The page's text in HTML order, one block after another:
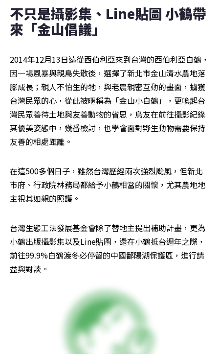
不只是攝影集、Line貼圖 小鶴帶
來「金山倡議」
2014年12月13日遠從西伯利亞來到台灣的西伯利亞白鶴，
因一場風暴與親鳥失散後，選擇了新北市金山清水農地落
腳成長；親人不怕生的牠，與老農親密互動的畫面，擄獲
台灣民眾的心，從此被暱稱為「金山小白鶴」，更喚起台
灣民眾善待土地與友善動物的省思，鳥友在前往攝影紀錄
其優美姿態中，幾番檢討，也學會面對野生動物需要保持
友善的相處距離。
在這500多個日子，雖然台灣歷經兩次強烈颱風，但新北
市府、行政院林務局都給予小鶴相當的關懷，尤其農地地
主視其如親的照護。
台灣生態工法發展基金會除了替地主提出補助計畫，更為
小鶴出版攝影集以及Line貼圖，還在小鶴抵台週年之際，
前往99.9%白鶴渡冬必停留的中國鄱陽湖保護區，進行請
益與對談。